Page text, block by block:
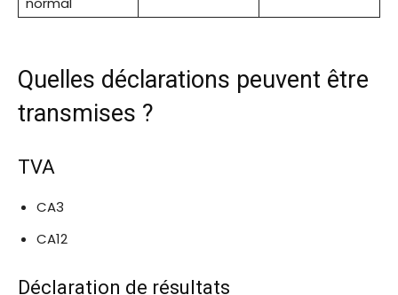
Quelles déclarations peuvent être
transmises ?
TVA
CA3
CA12
Déclaration de résultats